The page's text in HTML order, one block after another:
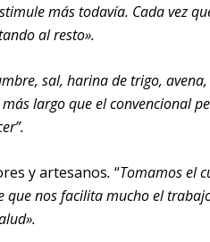
más todavía. Cada vez
al resto».
sal, harina de trigo, avena,
largo que el convencional
y artesanos. “Tomamos el
nos facilita mucho el